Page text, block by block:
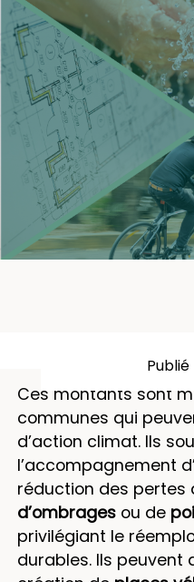
Publié
Ces montants sont
communes qui
d’action climat. Ils
l’accompagnement
réduction des pertes
d’ombrages ou de
privilégiant le
durables. Ils